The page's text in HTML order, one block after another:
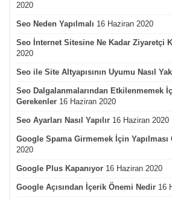
2020
Seo Neden Yapılmalı 16 Haziran 2020
Seo İnternet Sitesine Ne Kadar Ziyaretçi
2020
Seo ile Site Altyapısının Uyumu Nasıl
Seo Dalgalanmalarından Etkilenmemek
Gerekenler 16 Haziran 2020
Seo Ayarları Nasıl Yapılır 16 Haziran 2020
Google Spama Girmemek İçin Yapılması
2020
Google Plus Kapanıyor 16 Haziran 2020
Google Açısından İçerik Önemi Nedir 16